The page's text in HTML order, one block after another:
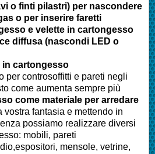
o finti pilastri) per nascondere
o per inserire faretti
e velette in cartongesso
diffusa (nascondi LED o
in cartongesso
per controsoffitti e pareti negli
come aumenta sempre più
come materiale per arredare
vostra fantasia e mettendo in
possiamo realizzare diversi
mobili, pareti
mensole, vetrine,